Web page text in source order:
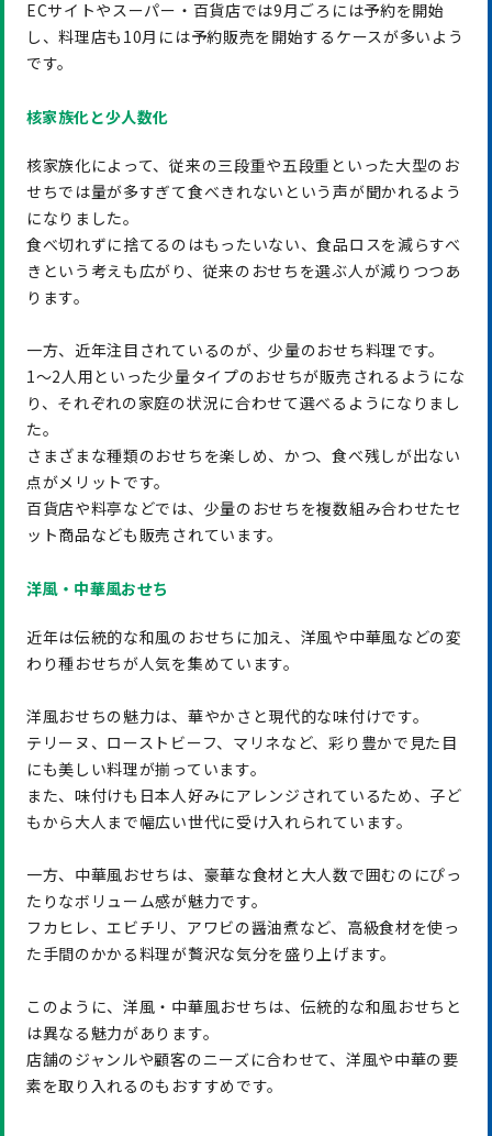
ECサイトやスーパー・百貨店では9月ごろには予約を開始
し、料理店も10月には予約販売を開始するケースが多いよう
です。
核家族化と少人数化
核家族化によって、従来の三段重や五段重といった大型のお
せちでは量が多すぎて食べきれないという声が聞かれるよう
になりました。
食べ切れずに捨てるのはもったいない、食品ロスを減らすべ
きという考えも広がり、従来のおせちを選ぶ人が減りつつあ
ります。
一方、近年注目されているのが、少量のおせち料理です。
1～2人用といった少量タイプのおせちが販売されるようにな
り、それぞれの家庭の状況に合わせて選べるようになりまし
た。
さまざまな種類のおせちを楽しめ、かつ、食べ残しが出ない
点がメリットです。
百貨店や料亭などでは、少量のおせちを複数組み合わせたセ
ット商品なども販売されています。
洋風・中華風おせち
近年は伝統的な和風のおせちに加え、洋風や中華風などの変
わり種おせちが人気を集めています。
洋風おせちの魅力は、華やかさと現代的な味付けです。
テリーヌ、ローストビーフ、マリネなど、彩り豊かで見た目
にも美しい料理が揃っています。
また、味付けも日本人好みにアレンジされているため、子ど
もから大人まで幅広い世代に受け入れられています。
一方、中華風おせちは、豪華な食材と大人数で囲むのにぴっ
たりなボリューム感が魅力です。
フカヒレ、エビチリ、アワビの醤油煮など、高級食材を使っ
た手間のかかる料理が贅沢な気分を盛り上げます。
このように、洋風・中華風おせちは、伝統的な和風おせちと
は異なる魅力があります。
店舗のジャンルや顧客のニーズに合わせて、洋風や中華の要
素を取り入れるのもおすすめです。